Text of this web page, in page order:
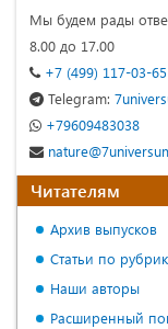
Мы будем рады
8.00 до 17.00
+7 (499) 117-03-65
Telegram:
+79609483038
Читателям
Архив выпусков
Статьи по
Наши авторы
Расширенный